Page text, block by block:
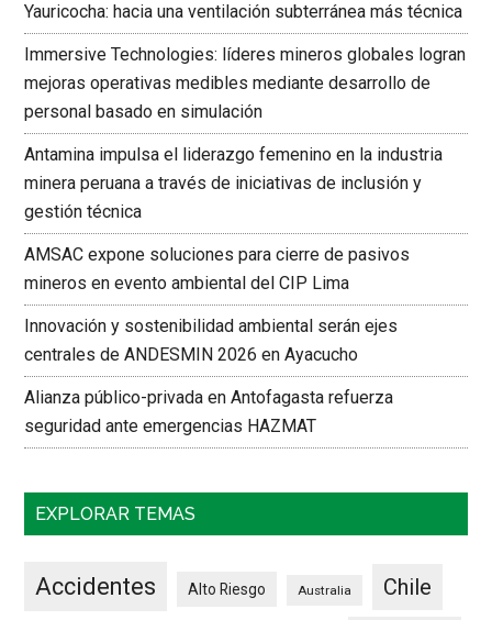
Yauricocha: hacia una ventilación subterránea más técnica
Immersive Technologies: líderes mineros globales logran
mejoras operativas medibles mediante desarrollo de
personal basado en simulación
Antamina impulsa el liderazgo femenino en la industria
minera peruana a través de iniciativas de inclusión y
gestión técnica
AMSAC expone soluciones para cierre de pasivos
mineros en evento ambiental del CIP Lima
Innovación y sostenibilidad ambiental serán ejes
centrales de ANDESMIN 2026 en Ayacucho
Alianza público-privada en Antofagasta refuerza
seguridad ante emergencias HAZMAT
EXPLORAR TEMAS
Accidentes Alto Riesgo Australia Chile